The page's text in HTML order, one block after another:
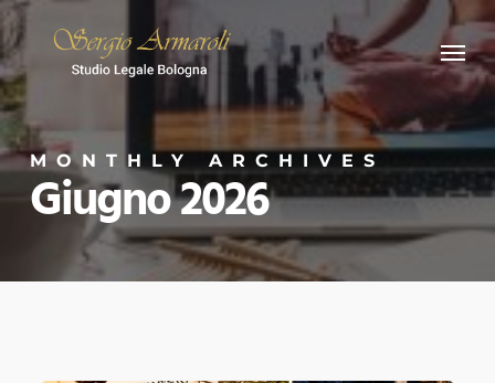
Skip
to
main
content
Menu
MONTHLY ARCHIVES
Giugno 2026